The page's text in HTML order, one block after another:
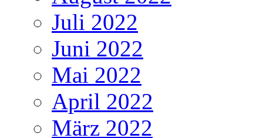
Juli 2022
Juni 2022
Mai 2022
April 2022
März 2022